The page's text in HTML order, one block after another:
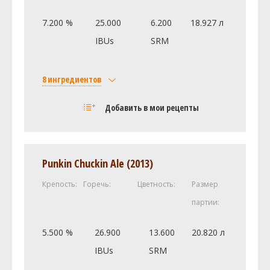
Добавить в мои рецепты
7.200 %
25.000
IBUs
6.200
SRM
18.927 л
8 ингредиентов
Castle Malting Pilsner Malt
Castle Malting Bisquit
Weyermann Меланоидиновый
0.11 кг
Punkin Chuckin Ale (2013)
Крепость: Горечь: Цветность:
Размер
партии:
5.500 %
26.900
IBUs
13.600
SRM
20.820 л